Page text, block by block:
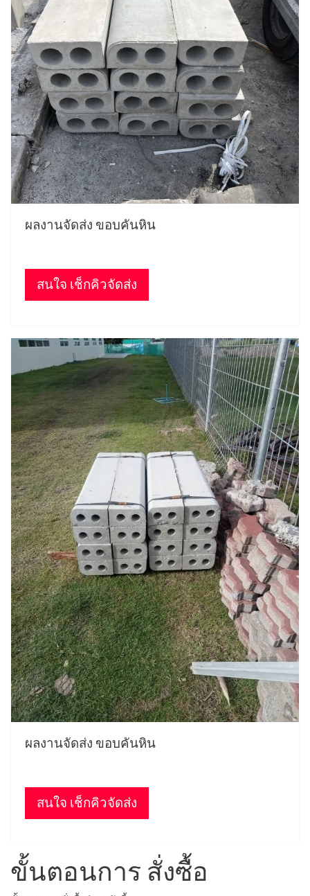
ผลงานจัดส่ง ขอบคันหิน
สนใจ เช็กคิวจัดส่ง
ผลงานจัดส่ง ขอบคันหิน
สนใจ เช็กคิวจัดส่ง
ขั้นตอนการ สั่งซื้อ